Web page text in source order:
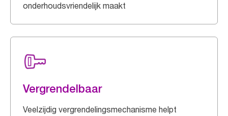
onderhoudsvriendelijk maakt
Vergrendelbaar
Veelzijdig vergrendelingsmechanisme helpt